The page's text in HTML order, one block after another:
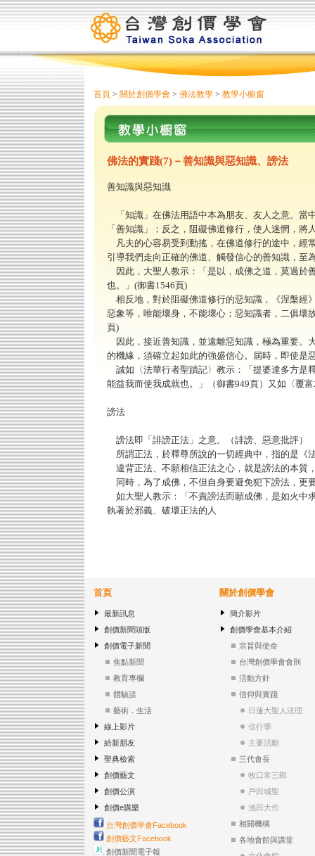
首頁> 關於創價學會 > 佛法教學> 教學小櫥窗
佛法的實踐(7)－善知識與惡知識、謗法
善知識與惡知識
「知識」在佛法用語中本為朋友、友人之意。當
「善知識」；反之，阻礙佛道修行，使人迷惘，將
凡夫的心容易受到動搖，在佛道修行的途中，經
引導我們走向正確的佛道、觸發信心的善知識，至
因此，大聖人教示：「是以，成佛之道，莫過於
也。」(御書1546頁)
相反地，對於阻礙佛道修行的惡知識，《涅槃經
惡象等，唯能壞身，不能壞心；惡知識者，二俱
頁)
因此，接近善知識，並遠離惡知識，極為重要。
的機緣，須確立起如此的強盛信心。屆時，即使是
誠如〈法華行者聖蹟記〉教示：「提婆達多方是
能益我而使我成就也。」（御書949頁）又如〈覆
謗法
謗法即「誹謗正法」之意。（誹謗、惡意批評）
所謂正法，於釋尊所說的一切經典中，指的是《
違背正法、不願相信正法之心，就是謗法的本質
同時，為了成佛，不但自身要避免犯下謗法，更
如大聖人教示：「不責謗法而願成佛，是如火中
執著於邪義、破壞正法的人
首頁
最新訊息
創價新聞頭版
創價電子新聞
焦點新聞
教育專欄
體驗談
藝術．生活
線上影片
給新朋友
聖典檢索
創價藝文
創價公演
創價e購樂
台灣創價學會Facebook
創價藝文Facebook
創價新聞電子報
關於創價學會
簡介影片
創價學會基本介紹
宗旨與使命
台灣創價學會會則
活動方針
信仰與實踐
日蓮大聖人法理
信行學
主要活動
三代會長
牧口常三郎
戶田城聖
池田大作
相關機構
各地會館與講堂